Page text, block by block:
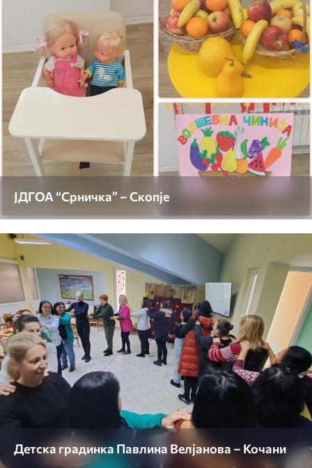
ЈДГОА “Срничка” – Скопје
Детска градинка Павлина Велјанова – Кочани